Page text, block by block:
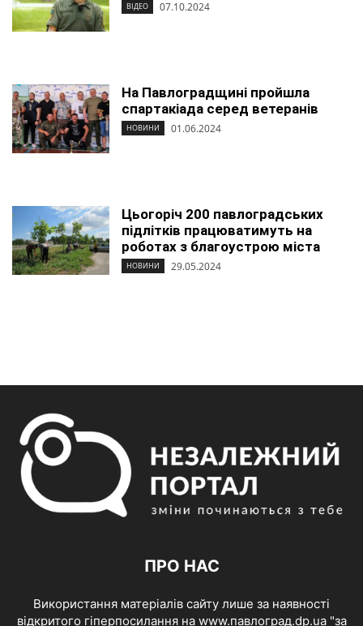
ВІДЕО 07.10.2024
На Павлоградщині пройшла
спартакіада серед ветеранів
НОВИНИ 01.06.2024
Цьогоріч 200 павлоградських
підлітків працюватимуть на
роботах з благоустрою міста
НОВИНИ 29.05.2024
ПРО НАС
Використання матеріалів сайту лише за наявності
відкритого гіперпосилання на www.павлоград.dp.ua "за